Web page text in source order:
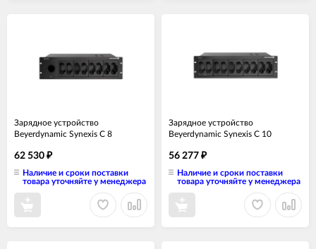
Зарядное устройство
Beyerdynamic Synexis C 8
62 530 ₽
Наличие и сроки поставки
товара уточняйте у менеджера
Зарядное устройство
Beyerdynamic Synexis C 10
56 277 ₽
Наличие и сроки поставки
товара уточняйте у менеджера